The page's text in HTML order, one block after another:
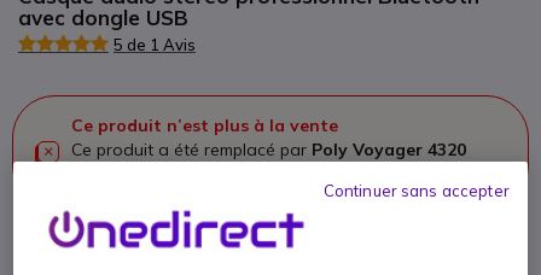
avec dongle USB
5 de 1 Avis
Ce produit n’est plus à la vente
Ce produit a été remplacé par Poly Voyager 4320
Continuer sans accepter